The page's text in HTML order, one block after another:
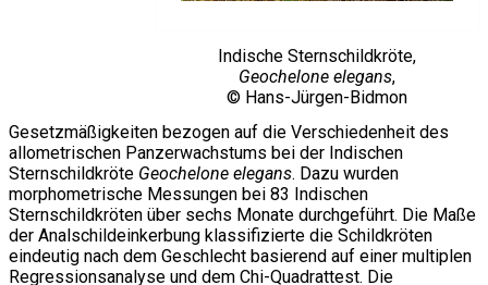
Indische Sternschildkröte,
Geochelone elegans,
© Hans-Jürgen-Bidmon
Gesetzmäßigkeiten bezogen auf die Verschiedenheit des
allometrischen Panzerwachstums bei der Indischen
Sternschildkröte Geochelone elegans. Dazu wurden
morphometrische Messungen bei 83 Indischen
Sternschildkröten über sechs Monate durchgeführt. Die Maße
der Analschildeinkerbung klassifizierte die Schildkröten
eindeutig nach dem Geschlecht basierend auf einer multiplen
Regressionsanalyse und dem Chi-Quadrattest. Die